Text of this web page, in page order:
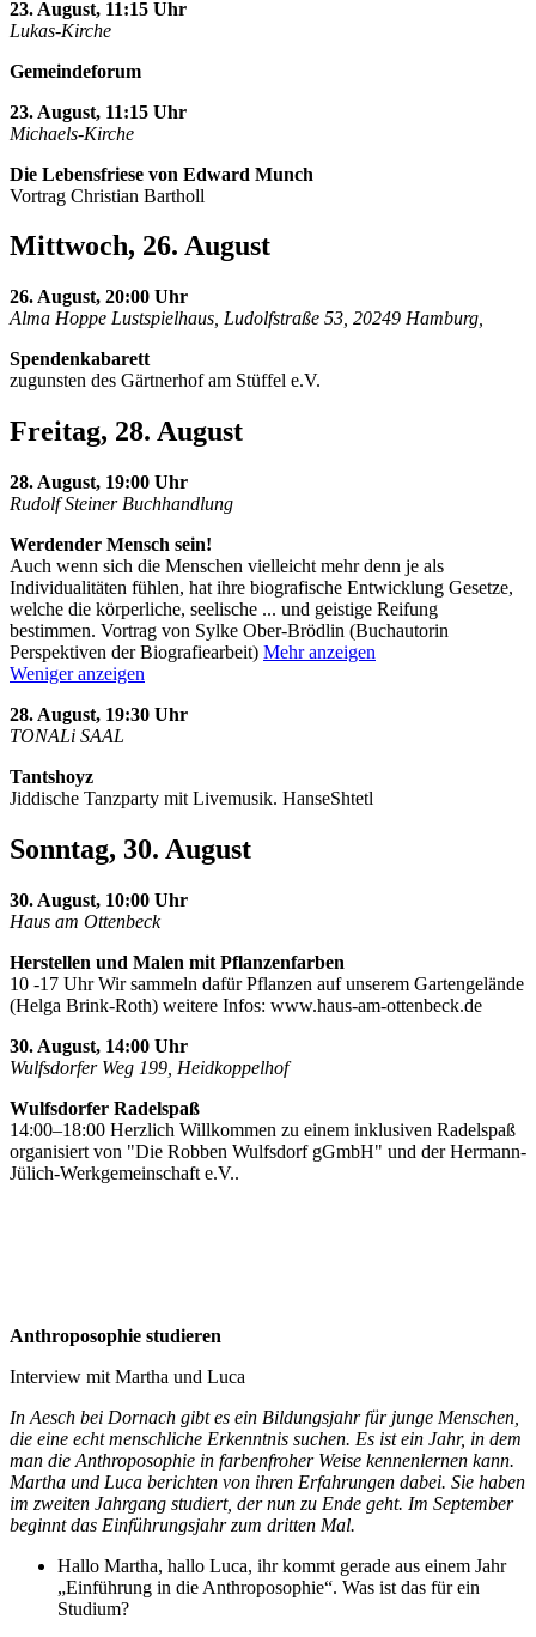
23. August, 11:15 Uhr
Lukas-Kirche
Gemeindeforum
23. August, 11:15 Uhr
Michaels-Kirche
Die Lebensfriese von Edward Munch
Vortrag Christian Bartholl
Mittwoch, 26. August
26. August, 20:00 Uhr
Alma Hoppe Lustspielhaus, Ludolfstraße 53, 20249 Hamburg,
Spendenkabarett
zugunsten des Gärtnerhof am Stüffel e.V.
Freitag, 28. August
28. August, 19:00 Uhr
Rudolf Steiner Buchhandlung
Werdender Mensch sein!
Auch wenn sich die Menschen vielleicht mehr denn je als
Individualitäten fühlen, hat ihre biografische Entwicklung Gesetze,
welche die körperliche, seelische ... und geistige Reifung
bestimmen. Vortrag von Sylke Ober-Brödlin (Buchautorin
Perspektiven der Biografiearbeit) Mehr anzeigen
Weniger anzeigen
28. August, 19:30 Uhr
TONALi SAAL
Tantshoyz
Jiddische Tanzparty mit Livemusik. HanseShtetl
Sonntag, 30. August
30. August, 10:00 Uhr
Haus am Ottenbeck
Herstellen und Malen mit Pflanzenfarben
10 -17 Uhr Wir sammeln dafür Pflanzen auf unserem Gartengelände
(Helga Brink-Roth) weitere Infos: www.haus-am-ottenbeck.de
30. August, 14:00 Uhr
Wulfsdorfer Weg 199, Heidkoppelhof
Wulfsdorfer Radelspaß
14:00–18:00 Herzlich Willkommen zu einem inklusiven Radelspaß
organisiert von "Die Robben Wulfsdorf gGmbH" und der Hermann-
Jülich-Werkgemeinschaft e.V..
Anthroposophie studieren
Interview mit Martha und Luca
In Aesch bei Dornach gibt es ein Bildungsjahr für junge Menschen,
die eine echt menschliche Erkenntnis suchen. Es ist ein Jahr, in dem
man die Anthroposophie in farbenfroher Weise kennenlernen kann.
Martha und Luca berichten von ihren Erfahrungen dabei. Sie haben
im zweiten Jahrgang studiert, der nun zu Ende geht. Im September
beginnt das Einführungsjahr zum dritten Mal.
Hallo Martha, hallo Luca, ihr kommt gerade aus einem Jahr
„Einführung in die Anthroposophie“. Was ist das für ein
Studium?